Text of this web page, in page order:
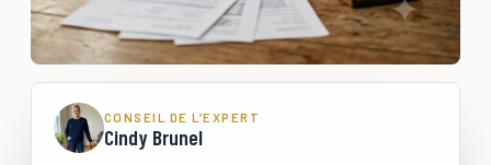
CONSEIL DE L’EXPERT
Cindy Brunel